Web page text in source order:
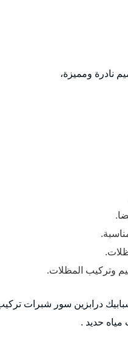
نادرة ومميزة،
وتركيب المظلات.
درابزين سور شبرات
حديد .